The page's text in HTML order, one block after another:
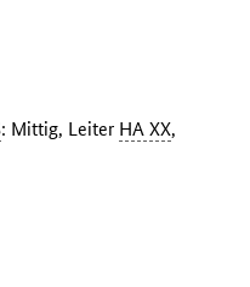
: Mittig, Leiter HA XX,